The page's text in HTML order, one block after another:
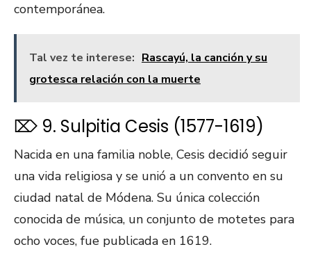
contemporánea.
Tal vez te interese: Rascayú, la canción y su
grotesca relación con la muerte
⌦ 9. Sulpitia Cesis (1577-1619)
Nacida en una familia noble, Cesis decidió seguir
una vida religiosa y se unió a un convento en su
ciudad natal de Módena. Su única colección
conocida de música, un conjunto de motetes para
ocho voces, fue publicada en 1619.